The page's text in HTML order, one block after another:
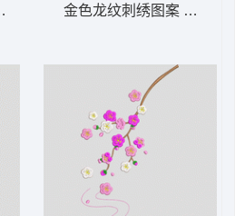
案 靓花 汉服金色龙纹刺绣图案 龙王